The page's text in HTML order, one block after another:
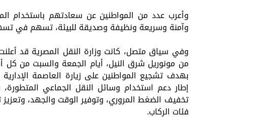
وأعرب عدد من المواطنين عن سعادتهم باستخدام
وآمنة وسريعة ونظيفة وصديقة للبيئة، تسهم في
بهدف تشجيع المواطنين على زيارة العاصمة
إطار دعم استخدام وسائل النقل الجماعي
تخفيف الضغط المروري، وتوفير الوقت والجهد،
فئات الركاب.